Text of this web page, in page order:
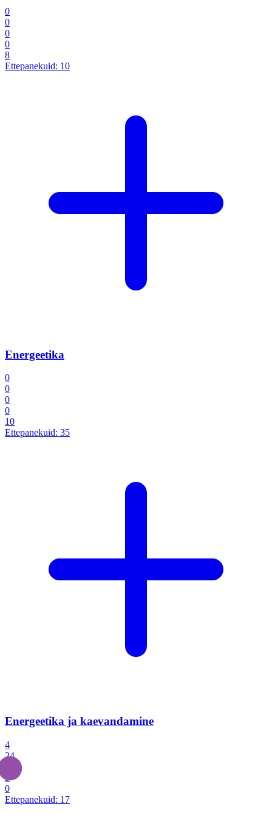
0
0
0
0
8
Ettepanekuid: 10
Energeetika
0
0
0
0
10
Ettepanekuid: 35
Energeetika ja kaevandamine
4
24
3
0
Ettepanekuid: 17